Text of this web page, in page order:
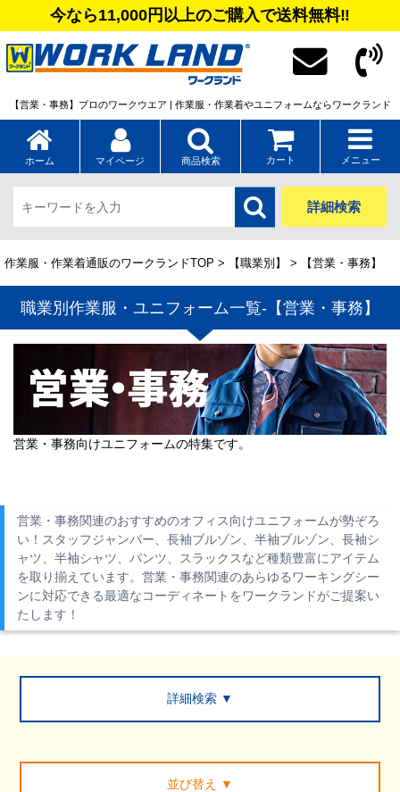
今なら11,000円以上のご購入で送料無料‼
【営業・事務】プロのワークウエア | 作業服・作業着やユニフォームならワークランド
ホーム マイページ 商品検索 カート メニュー
詳細検索
作業服・作業着通販のワークランドTOP > 【職業別】 > 【営業・事務】
職業別作業服・ユニフォーム一覧-【営業・事務】
営業・事務向けユニフォームの特集です。
営業・事務関連のおすすめのオフィス向けユニフォームが勢ぞろ
い！スタッフジャンパー、長袖ブルゾン、半袖ブルゾン、長袖シ
ャツ、半袖シャツ、パンツ、スラックスなど種類豊富にアイテム
を取り揃えています。営業・事務関連のあらゆるワーキングシー
ンに対応できる最適なコーディネートをワークランドがご提案い
たします！
詳細検索 ▼
並び替え ▼